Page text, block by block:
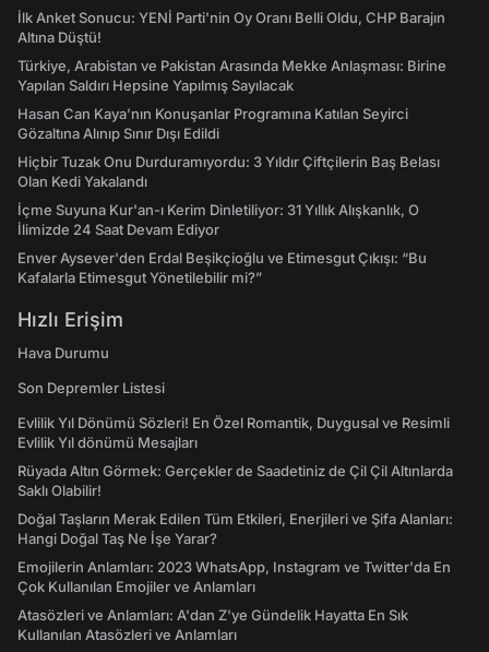
İlk Anket Sonucu: YENİ Parti'nin Oy Oranı Belli Oldu, CHP Barajın
Altına Düştü!
Türkiye, Arabistan ve Pakistan Arasında Mekke Anlaşması: Birine
Yapılan Saldırı Hepsine Yapılmış Sayılacak
Hasan Can Kaya’nın Konuşanlar Programına Katılan Seyirci
Gözaltına Alınıp Sınır Dışı Edildi
Hiçbir Tuzak Onu Durduramıyordu: 3 Yıldır Çiftçilerin Baş Belası
Olan Kedi Yakalandı
İçme Suyuna Kur'an-ı Kerim Dinletiliyor: 31 Yıllık Alışkanlık, O
İlimizde 24 Saat Devam Ediyor
Enver Aysever'den Erdal Beşikçioğlu ve Etimesgut Çıkışı: “Bu
Kafalarla Etimesgut Yönetilebilir mi?”
Hızlı Erişim
Hava Durumu
Son Depremler Listesi
Evlilik Yıl Dönümü Sözleri! En Özel Romantik, Duygusal ve Resimli
Evlilik Yıl dönümü Mesajları
Rüyada Altın Görmek: Gerçekler de Saadetiniz de Çil Çil Altınlarda
Saklı Olabilir!
Doğal Taşların Merak Edilen Tüm Etkileri, Enerjileri ve Şifa Alanları:
Hangi Doğal Taş Ne İşe Yarar?
Emojilerin Anlamları: 2023 WhatsApp, Instagram ve Twitter'da En
Çok Kullanılan Emojiler ve Anlamları
Atasözleri ve Anlamları: A'dan Z'ye Gündelik Hayatta En Sık
Kullanılan Atasözleri ve Anlamları